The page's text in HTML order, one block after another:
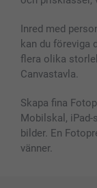
Inred med
kan du föreviga
flera olika
Canvastavla.
Skapa fina
Mobilskal,
bilder. En
vänner.